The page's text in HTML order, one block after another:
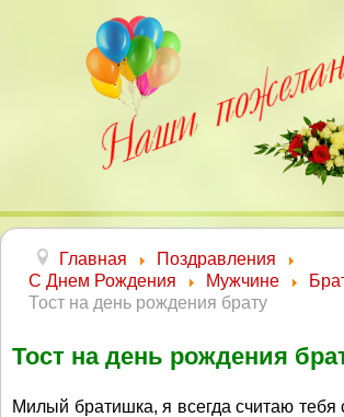
Главная
Поздравления
С Днем Рождения
Мужчине
Тост на день рождения брату
Тост на день рождения
Милый братишка, я всегда считаю